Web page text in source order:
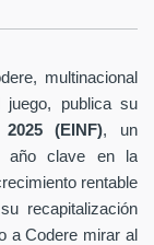
multinacional
juego, publica su
(EINF), un
año clave en la
rentable
recapitalización
a Codere mirar al